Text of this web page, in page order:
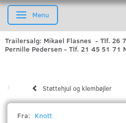
Skifte navigation
Menu
Trailersalg: Mikael Flasnes - Tlf. 26
Pernille Pedersen - Tlf. 21 45 51 71
Støttehjul og klembøjler
Fra: Knott